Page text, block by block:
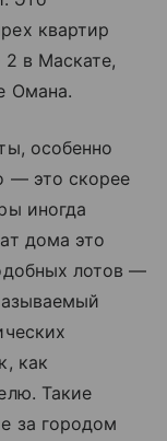
квартир
в Маскате,
Омана.
особенно
— это скорее
иногда
дома это
лотов —
как
Такие
за городом